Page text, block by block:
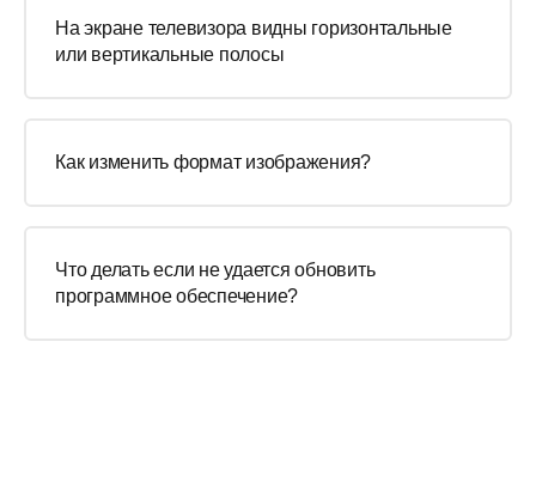
На экране телевизора видны горизонтальные
или вертикальные полосы
Как изменить формат изображения?
Что делать если не удается обновить
программное обеспечение?